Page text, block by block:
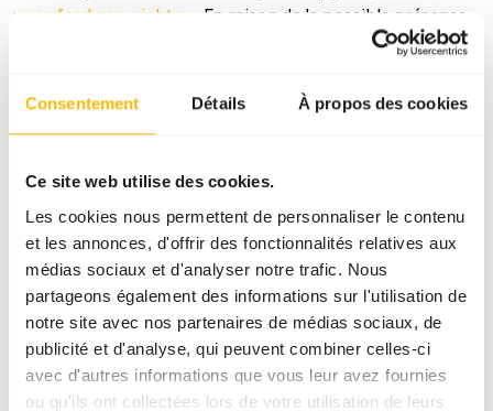
Consentement Détails À propos des cookies
Ce site web utilise des cookies.
Les cookies nous permettent de personnaliser le contenu
et les annonces, d'offrir des fonctionnalités relatives aux
médias sociaux et d'analyser notre trafic. Nous
partageons également des informations sur l'utilisation de
notre site avec nos partenaires de médias sociaux, de
publicité et d'analyse, qui peuvent combiner celles-ci
avec d'autres informations que vous leur avez fournies
ou qu'ils ont collectées lors de votre utilisation de leurs
À propos de ce produit
Ce mélange KB ne contient que du lièvre sauvage comme
source de protéines. Ce mélange est composé de poitrine
de lièvre hachée avec des abats dans les proportions
naturelles. Le mélange ne contient que des ingrédients
naturels, sans additifs artificiels. Ce mélange n'est pas
complet en soi, il est nécessaire de varier pour un menu
www.feed-raw-right.eu . En raison de la possible présence
de métaux lourds dans les produits sauvages, nous
semaine. Vous trouverez plus d'informations à ce sujet